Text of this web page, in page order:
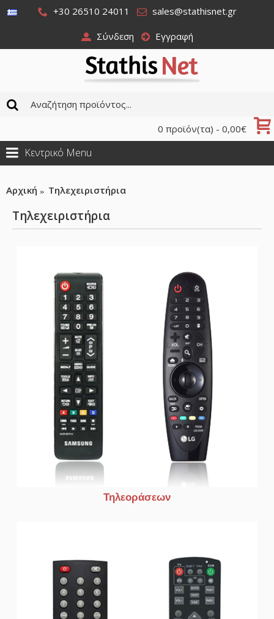
+30 26510 24011 sales@stathisnet.gr
Σύνδεση Εγγραφή
0 προϊόν(τα) - 0,00€
Κεντρικό Menu
Αρχική Τηλεχειριστήρια
Τηλεχειριστήρια
Τηλεοράσεων